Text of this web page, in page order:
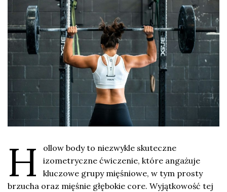
H
ollow body to niezwykle skuteczne
izometryczne ćwiczenie, które angażuje
kluczowe grupy mięśniowe, w tym prosty
brzucha oraz mięśnie głębokie core. Wyjątkowość tej